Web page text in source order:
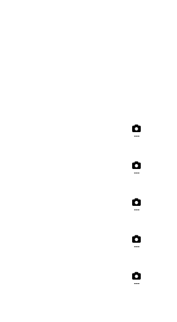
---
---
---
---
---